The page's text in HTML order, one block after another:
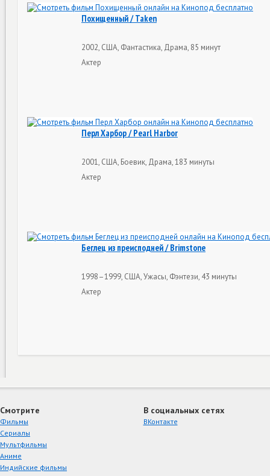
Похищенный / Taken
2002, США, Фантастика, Драма, 85 минут
Актер
Перл Харбор / Pearl Harbor
2001, США, Боевик, Драма, 183 минуты
Актер
Беглец из преисподней / Brimstone
1998–1999, США, Ужасы, Фэнтези, 43 минуты
Актер
Смотрите
Фильмы
Сериалы
Мультфильмы
Аниме
Индийские фильмы
В социальных сетях
ВКонтакте